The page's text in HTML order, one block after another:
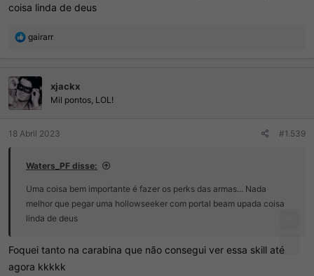
coisa linda de deus
R
ç
õ
e
s
gairarr
xjackx
Mil pontos, LOL!
18 Abril 2023 #1.539
Waters_PF disse:
Uma coisa bem importante é fazer os perks das armas... Nada
melhor que pegar uma hollowseeker com portal beam upada coisa
linda de deus
Foquei tanto na carabina que não consegui ver essa skill até
agora kkkkk